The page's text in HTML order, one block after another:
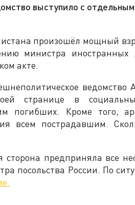
выступило с
произошёл мощный
министра иностранных
акте.
ведомство
странице в
погибших. Кроме того,
всем пострадавшим.
сторона предприняла все
посольства России. По